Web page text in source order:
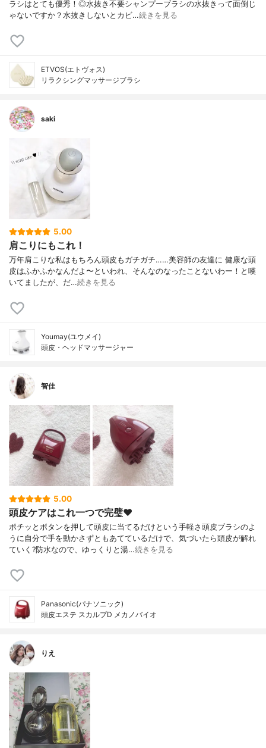
ラシはとても優秀！◎水抜き不要シャンプーブラシの水抜きって面倒じ
ゃないですか？水抜きしないとカビ…続きを見る
ETVOS(エトヴォス)
リラクシングマッサージブラシ
saki
5.00
肩こりにもこれ！
万年肩こりな私はもちろん頭皮もガチガチ…… 美容師の友達に 健康な頭
皮はふかふかなんだよ〜 といわれ、そんなのなったことないわー！ と嘆
いてましたが、 だ…続きを見る
Youmay(ユウメイ)
頭皮・ヘッドマッサージャー
智佳
5.00
頭皮ケアはこれ一つで完璧❤️
ポチッとボタンを押して頭皮に当てるだけという手軽さ頭皮ブラシのよ
うに自分で手を動かさずともあてているだけで、気づいたら頭皮が解れ
ていく?防水なので、ゆっくりと湯…続きを見る
Panasonic(パナソニック)
頭皮エステ スカルプD メカノバイオ
りえ